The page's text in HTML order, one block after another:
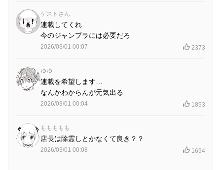
ゲストさん
連載してくれ
今のジャンプラには必要だろ
2026/03/01 00:07 2373
ゆゆ
連載を希望します…
なんかわからんが元気出る
2026/03/01 00:04 1893
ももももも
店長は除霊しとかなくて良き？？
2026/03/01 00:08 1694